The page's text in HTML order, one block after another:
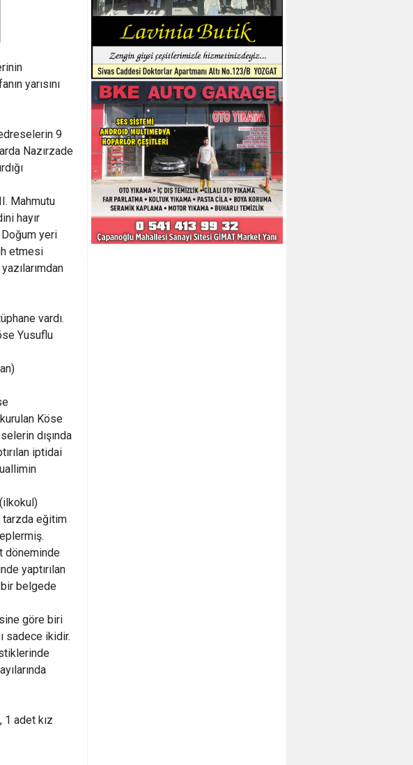
yarısını
9
Nazırzade
Mahmutu
hayır
yeri
etmesi
vardı.
Yusuflu
Köse
dışında
iptidai
tarzda eğitim
döneminde
yaptırılan
bir belgede
göre biri
sadece ikidir.
adet kız